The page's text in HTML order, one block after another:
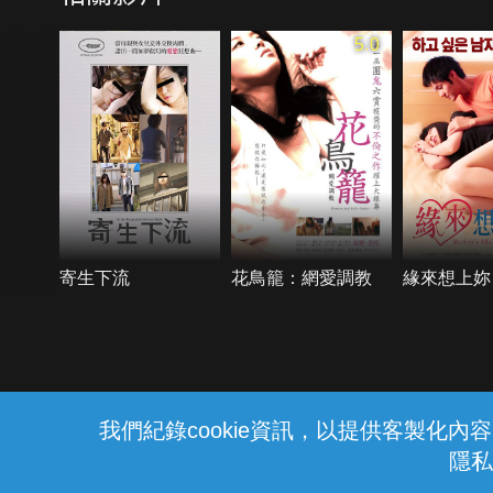
我們紀錄cookie資訊，以提供客製化內
隱
寄生下流
5.0
花鳥籠：網愛調教 緣來想上妳